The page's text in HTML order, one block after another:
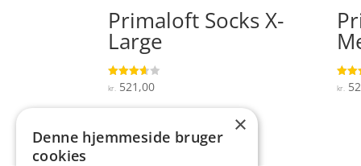
Primaloft Socks X-
Large
Vurderet
3.6
kr. 521,00
4.7
kr.
×
Denne hjemmeside bruger
cookies